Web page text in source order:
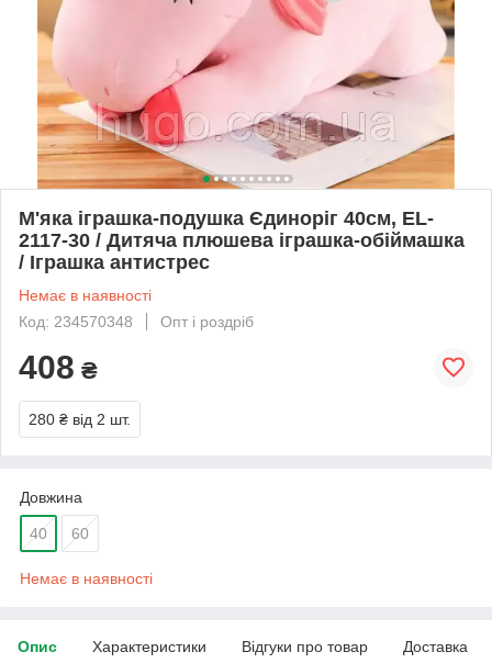
М'яка іграшка-подушка Єдиноріг 40см, EL-
2117-30 / Дитяча плюшева іграшка-обіймашка
/ Іграшка антистрес
Немає в наявності
Код: 234570348
Опт і роздріб
408 ₴
280 ₴ від 2 шт.
Довжина
40 60
Немає в наявності
Опис Характеристики Відгуки про товар Доставка